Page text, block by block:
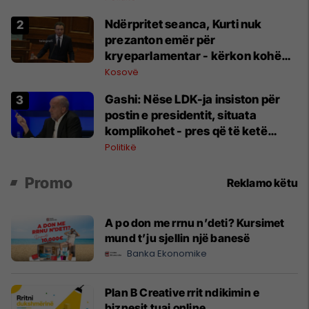
Ndërpritet seanca, Kurti nuk
prezanton emër për
kryeparlamentar - kërkon kohë
shtesë për marrëveshje politike
Kosovë
Gashi: Nëse LDK-ja insiston për
postin e presidentit, situata
komplikohet - pres që të ketë
lëshim
Politikë
Promo Reklamo këtu
A po don me rrnu n’deti? Kursimet
mund t’ju sjellin një banesë
Banka Ekonomike
Plan B Creative rrit ndikimin e